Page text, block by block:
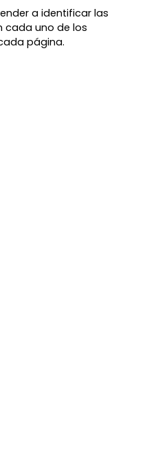
a identificar las
cada uno de los
página.